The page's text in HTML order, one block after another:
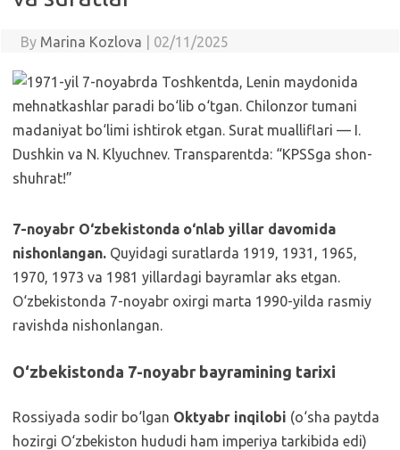
By Marina Kozlova 02/11/2025
7-noyabr O‘zbekistonda o‘nlab yillar davomida
nishonlangan. Quyidagi suratlarda 1919, 1931, 1965,
1970, 1973 va 1981 yillardagi bayramlar aks etgan.
O‘zbekistonda 7-noyabr oxirgi marta 1990-yilda rasmiy
ravishda nishonlangan.
O‘zbekistonda 7-noyabr bayramining tarixi
Rossiyada sodir bo‘lgan Oktyabr inqilobi (o‘sha paytda
hozirgi O‘zbekiston hududi ham imperiya tarkibida edi)